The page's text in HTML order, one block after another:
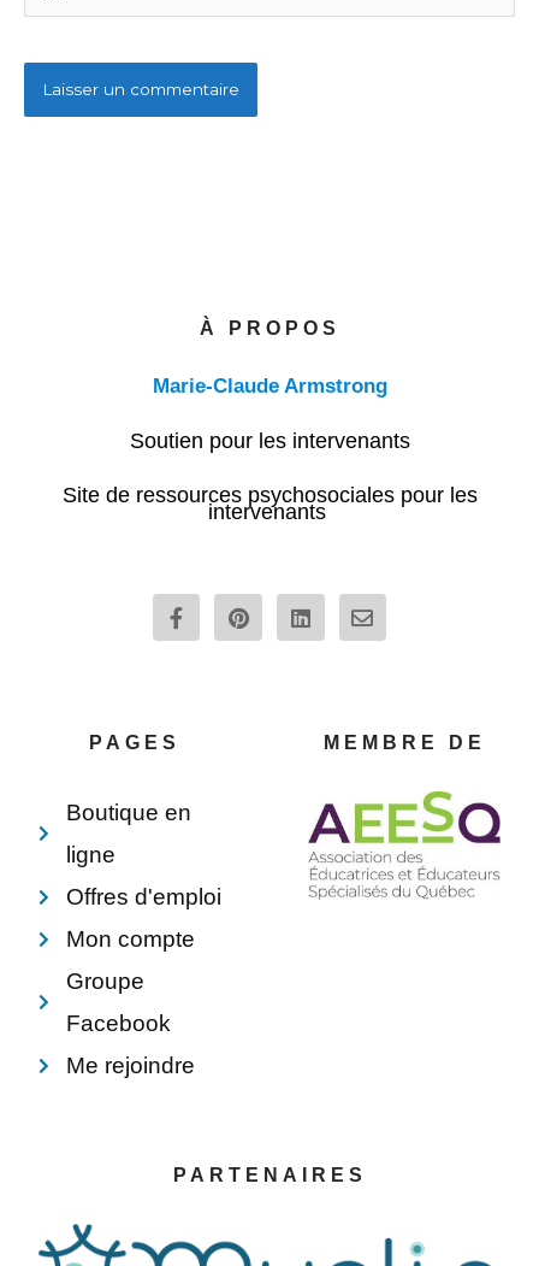
À PROPOS
Marie-Claude Armstrong
Soutien pour les intervenants
Site de ressources psychosociales pour les
intervenants
F
a
c
P
i
n
L
i
n
E
n
v
p
e
PAGES
Boutique en
ligne
Offres d'emploi
Mon compte
Groupe
Facebook
Me rejoindre
MEMBRE DE
PARTENAIRES